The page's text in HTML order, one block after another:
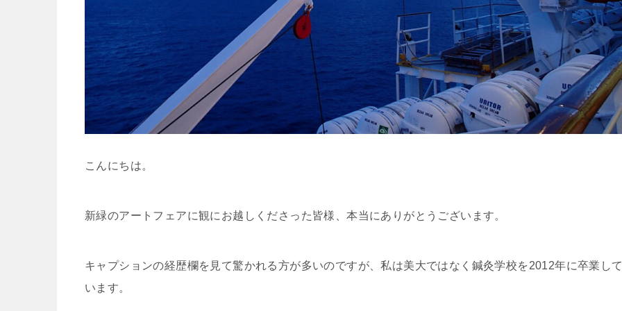
こんにちは。
新緑のアートフェアに観にお越しくださった皆様、本当にありがとうございます。
キャプションの経歴欄を見て驚かれる方が多いのですが、私は美大ではなく鍼灸学校を2012年に卒業し
います。